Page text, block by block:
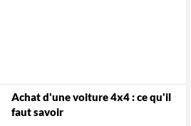
Achat d'une voiture 4x4 : ce qu'il
faut savoir